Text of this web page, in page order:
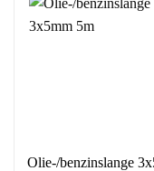
Olie-/benzinslange